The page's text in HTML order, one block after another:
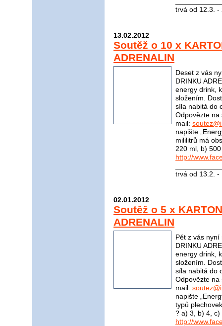
trvá od 12.3.
13.02.2012
Soutěž o 10 x
ADRENALIN
Deset z vás
DRINKU
energy drink,
složením.
síla nabitá do
Odpovězte na
mail:
napište
mililitrů má
220 ml, b)
http://
trvá od 13.2.
02.01.2012
Soutěž o 5 x
ADRENALIN
Pět z vás nyní
DRINKU
energy drink,
složením.
síla nabitá do
Odpovězte na
mail:
napište
typů
? a) 3, b) 4,
http://